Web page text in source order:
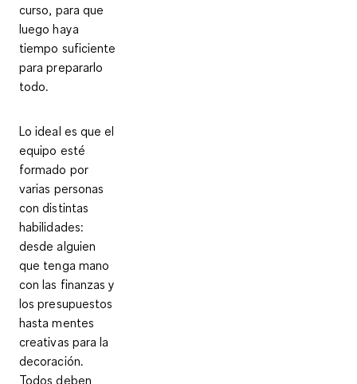
curso, para que
luego haya
tiempo suficiente
para prepararlo
todo.
Lo ideal es que el
equipo esté
formado por
varias personas
con distintas
habilidades:
desde alguien
que tenga mano
con las finanzas y
los presupuestos
hasta mentes
creativas para la
decoración.
Todos deben